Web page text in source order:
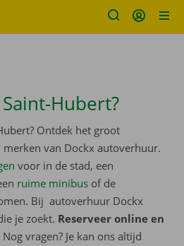
Hubert?
Ontdek het groot
van Dockx autoverhuur.
voor in de stad, een
ruime minibus of de
Bij autoverhuur Dockx
je zoekt. Reserveer online en
Nog vragen? Je kan ons altijd